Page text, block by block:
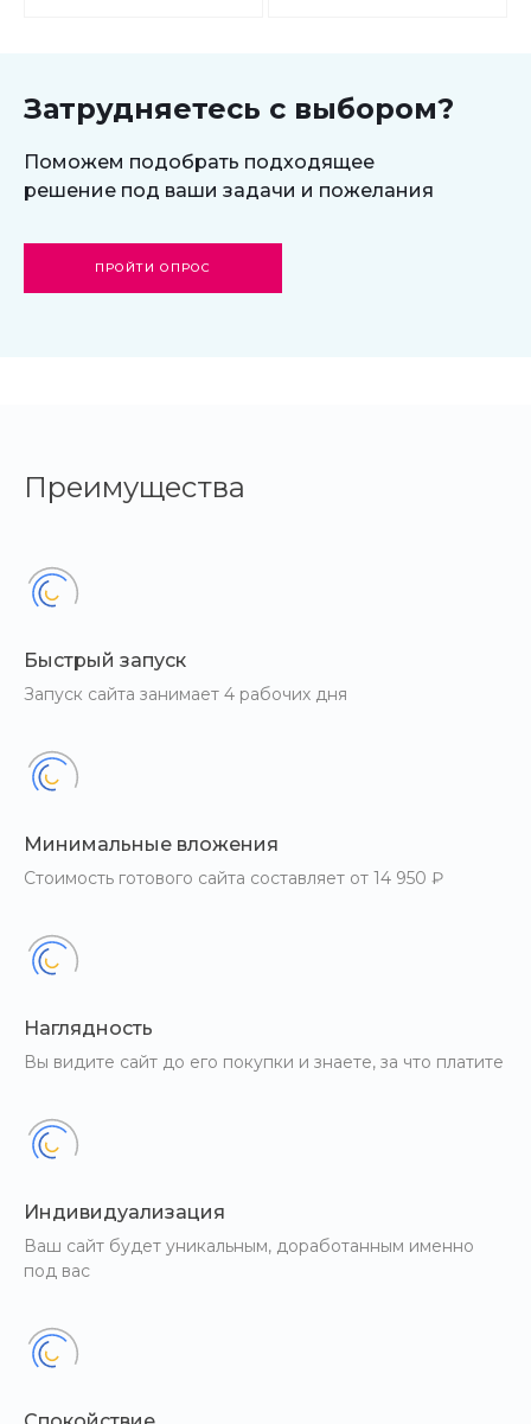
Затрудняетесь с выбором?
Поможем подобрать подходящее
решение под ваши задачи и пожелания
ПРОЙТИ ОПРОС
Преимущества
Быстрый запуск
Запуск сайта занимает 4 рабочих дня
Минимальные вложения
Стоимость готового сайта составляет от 14 950 ₽
Наглядность
Вы видите сайт до его покупки и знаете, за что платите
Индивидуализация
Ваш сайт будет уникальным, доработанным именно
под вас